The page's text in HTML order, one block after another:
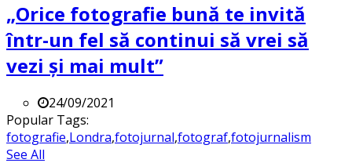
„Orice fotografie bună te invită
într-un fel să continui să vrei să
vezi și mai mult”
24/09/2021
Popular Tags:
fotografie,Londra,fotojurnal,fotograf,fotojurnalism
See All